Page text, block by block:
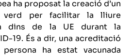
ha proposat la creació d’un
verd per facilitar la lliure
dins de la UE durant la
19. És a dir, una acreditació
ha estat vacunada